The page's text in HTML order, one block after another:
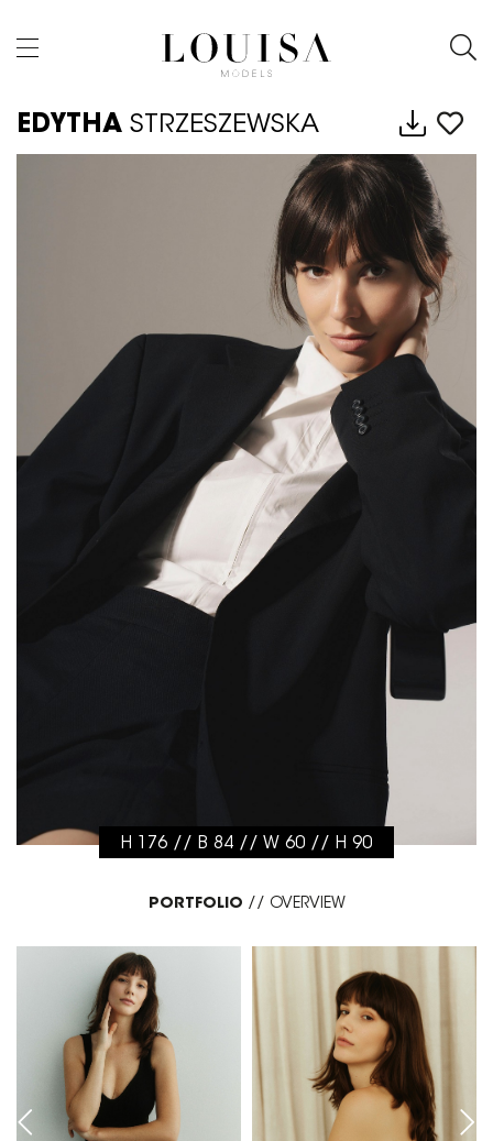
EDYTHA STRZESZEWSKA
H 176 // B 84 // W 60 // H 90
PORTFOLIO // OVERVIEW